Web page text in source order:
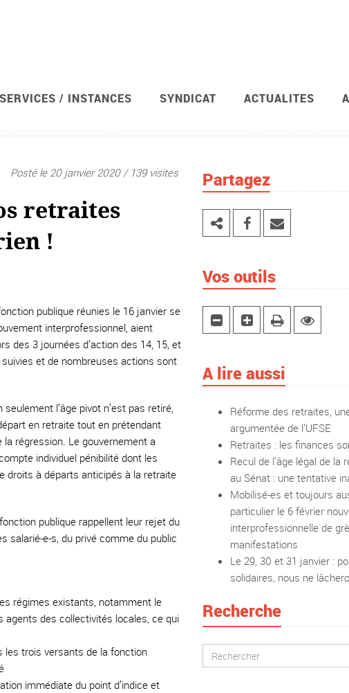
SERVICES / INSTANCES SYNDICAT ACTUALITES
Posté le 20 janvier 2020 / 139 visites
retraites
!
publique réunies le 16 janvier se
interprofessionnel, aient
des 3 journées d’action des 14, 15, et
et de nombreuses actions sont
l’âge pivot n’est pas retiré,
en retraite tout en prétendant
régression. Le gouvernement a
individuel pénibilité dont les
droits à départs anticipés à la retraite
publique rappellent leur rejet du
salarié-e-s, du privé comme du public
régimes existants, notamment le
agents des collectivités locales, ce qui
les trois versants de la fonction
immédiate du point d’indice et
Partagez
Vos outils
A lire aussi
Réforme des retraites,
argumentée de l’UFSE
Retraites : les finances
Recul de l’âge légal de la
au Sénat : une tentative
Mobilisé-es et toujours
particulier le 6 février
interprofessionnelle de
manifestations
Le 29, 30 et 31 janvier :
solidaires, nous ne
Recherche